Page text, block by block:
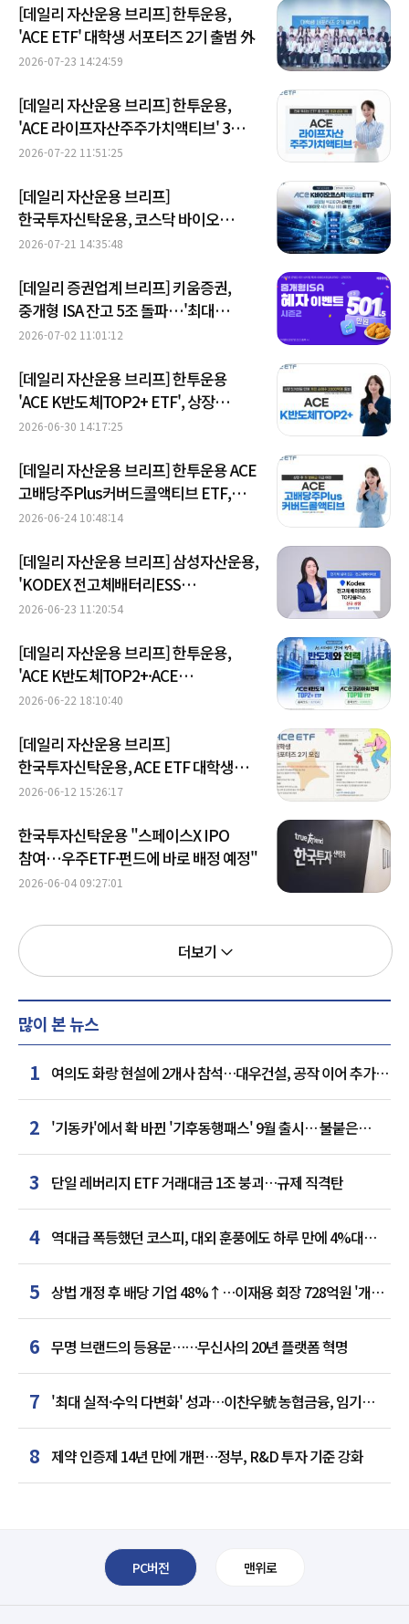
[데일리 자산운용 브리프] 한투운용,
'ACE ETF' 대학생 서포터즈 2기 출범 外
2026-07-23 14:24:59
[데일리 자산운용 브리프] 한투운용,
'ACE 라이프자산주주가치액티브' 3개월
초과 수익률 1위 外
2026-07-22 11:51:25
[데일리 자산운용 브리프]
한국투자신탁운용, 코스닥 바이오
액티브 ETF 신규 상장 外
2026-07-21 14:35:48
[데일리 증권업계 브리프] 키움증권,
중개형 ISA 잔고 5조 돌파…'최대
501만5000원' 이벤트 시즌2 실시 外
2026-07-02 11:01:12
[데일리 자산운용 브리프] 한투운용
'ACE K반도체TOP2+ ETF', 상장
5거래일 만 개인 순매수 2000억원 돌파
2026-06-30 14:17:25
[데일리 자산운용 브리프] 한투운용 ACE
고배당주Plus커버드콜액티브 ETF,
상장 후 첫 분배금 지급 外
2026-06-24 10:48:14
[데일리 자산운용 브리프] 삼성자산운용,
'KODEX 전고체배터리ESS
TOP2플러스' ETF 신규 상장 外
2026-06-23 11:20:54
[데일리 자산운용 브리프] 한투운용,
'ACE K반도체TOP2+·ACE
코리아AI전력TOP10' ETF 2종 23일
2026-06-22 18:10:40
[데일리 자산운용 브리프]
한국투자신탁운용, ACE ETF 대학생
서포터즈 2기 모집 外
2026-06-12 15:26:17
한국투자신탁운용 "스페이스X IPO
참여…우주ETF·펀드에 바로 배정 예정"
2026-06-04 09:27:01
더보기
많이 본 뉴스
1 여의도 화랑 현설에 2개사 참석…대우건설, 공작 이어 추가
거점 확보하나
2 '기동카'에서 확 바뀐 '기후동행패스' 9월 출시… 불붙은
카드사 경쟁
3 단일 레버리지 ETF 거래대금 1조 붕괴…규제 직격탄
4 역대급 폭등했던 코스피, 대외 훈풍에도 하루 만에 4%대
급락
5 상법 개정 후 배당 기업 48%↑…이재용 회장 728억원 '개인
최다'
6 무명 브랜드의 등용문……무신사의 20년 플랫폼 혁명
7 '최대 실적·수익 다변화' 성과…이찬우號 농협금융, 임기
말년 성장 박차
8 제약 인증제 14년 만에 개편…정부, R&D 투자 기준 강화
PC버전 맨위로